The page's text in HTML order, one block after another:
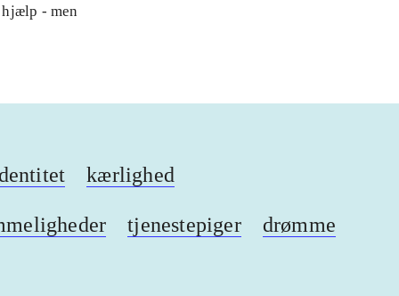
hjælp - men
kærlighed
tjenestepiger drømme